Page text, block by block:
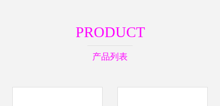
PRODUCT
产品列表